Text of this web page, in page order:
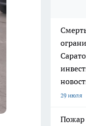
29 июля
Пожар